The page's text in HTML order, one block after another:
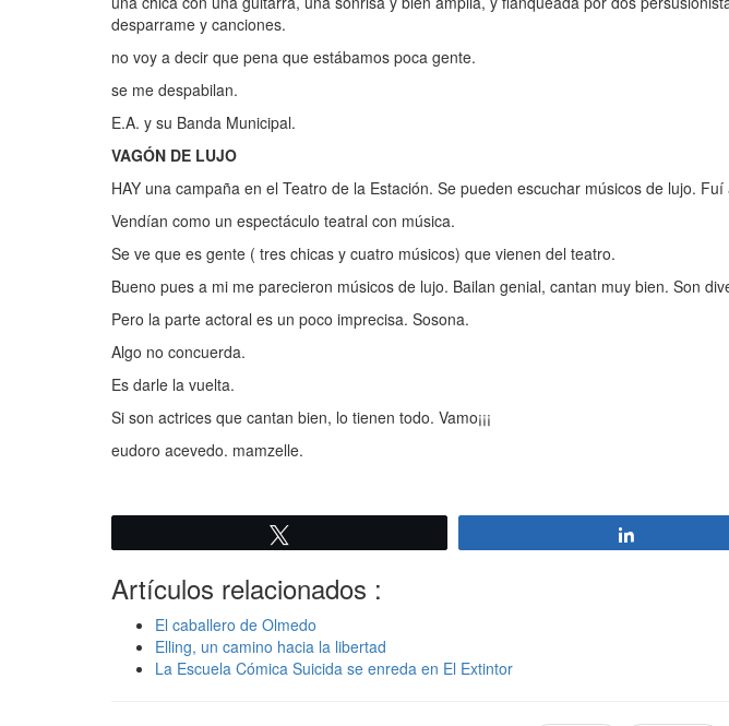
desparrame y canciones.
no voy a decir que pena que estábamos poca gente.
se me despabilan.
E.A. y su Banda Municipal.
VAGÓN DE LUJO
HAY una campaña en el Teatro de la Estación. Se pueden escuchar músicos de lujo.
Vendían como un espectáculo teatral con música.
Se ve que es gente ( tres chicas y cuatro músicos) que vienen del teatro.
Bueno pues a mi me parecieron músicos de lujo. Bailan genial, cantan muy bien. Son
Pero la parte actoral es un poco imprecisa. Sosona.
Algo no concuerda.
Es darle la vuelta.
Si son actrices que cantan bien, lo tienen todo. Vamo¡¡¡
eudoro acevedo. mamzelle.
Artículos relacionados :
El caballero de Olmedo
Elling, un camino hacia la libertad
La Escuela Cómica Suicida se enreda en El Extintor